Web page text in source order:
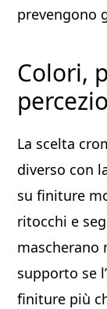
prevengono
Colori,
La scelta
diverso con
su finiture
ritocchi e
mascherano
supporto se
finiture più